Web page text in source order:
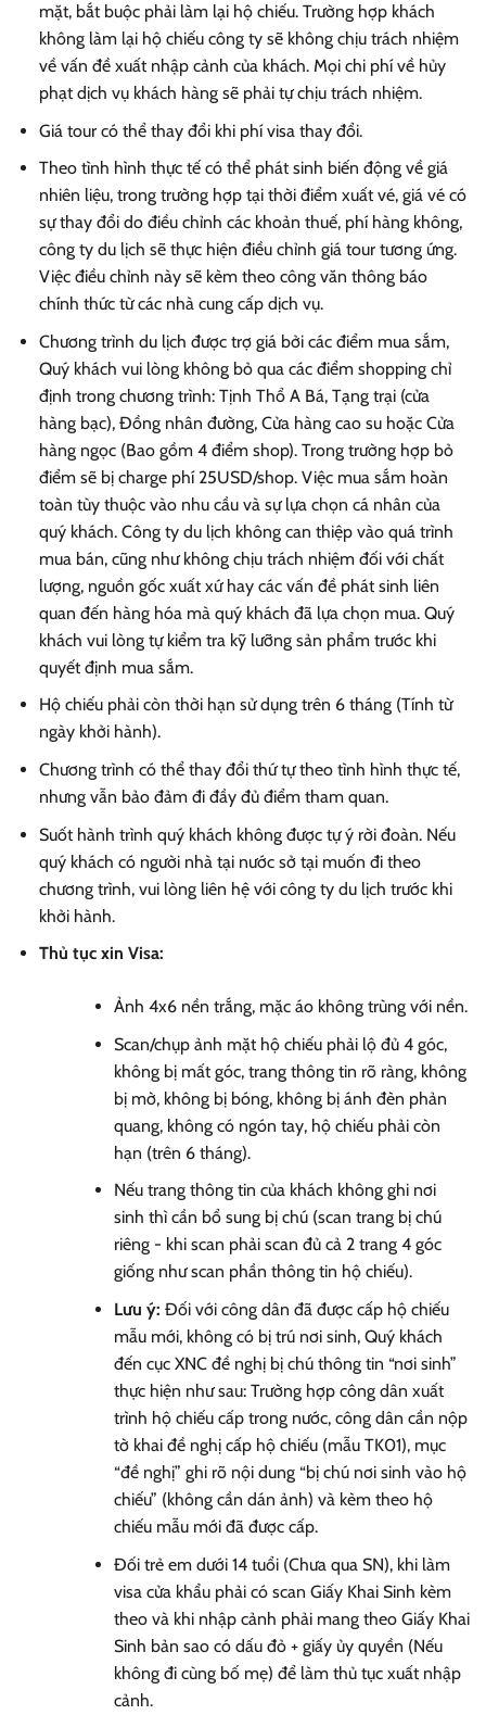
mặt, bắt buộc phải làm lại hộ chiếu. Trường hợp khách
không làm lại hộ chiếu công ty sẽ không chịu trách nhiệm
về vấn đề xuất nhập cảnh của khách. Mọi chi phí về hủy
phạt dịch vụ khách hàng sẽ phải tự chịu trách nhiệm.
Giá tour có thể thay đổi khi phí visa thay đổi.
Theo tình hình thực tế có thể phát sinh biến động về giá
nhiên liệu, trong trường hợp tại thời điểm xuất vé, giá vé có
sự thay đổi do điều chỉnh các khoản thuế, phí hàng không,
công ty du lịch sẽ thực hiện điều chỉnh giá tour tương ứng.
Việc điều chỉnh này sẽ kèm theo công văn thông báo
chính thức từ các nhà cung cấp dịch vụ.
Chương trình du lịch được trợ giá bởi các điểm mua sắm,
Quý khách vui lòng không bỏ qua các điểm shopping chỉ
định trong chương trình: Tịnh Thổ A Bá, Tạng trại (cửa
hàng bạc), Đồng nhân đường, Cửa hàng cao su hoặc Cửa
hàng ngọc (Bao gồm 4 điểm shop). Trong trường hợp bỏ
điểm sẽ bị charge phí 25USD/shop. Việc mua sắm hoàn
toàn tùy thuộc vào nhu cầu và sự lựa chọn cá nhân của
quý khách. Công ty du lịch không can thiệp vào quá trình
mua bán, cũng như không chịu trách nhiệm đối với chất
lượng, nguồn gốc xuất xứ hay các vấn đề phát sinh liên
quan đến hàng hóa mà quý khách đã lựa chọn mua. Quý
khách vui lòng tự kiểm tra kỹ lưỡng sản phẩm trước khi
quyết định mua sắm.
Hộ chiếu phải còn thời hạn sử dụng trên 6 tháng (Tính từ
ngày khởi hành).
Chương trình có thể thay đổi thứ tự theo tình hình thực tế,
nhưng vẫn bảo đảm đi đầy đủ điểm tham quan.
Suốt hành trình quý khách không được tự ý rời đoàn. Nếu
quý khách có người nhà tại nước sở tại muốn đi theo
chương trình, vui lòng liên hệ với công ty du lịch trước khi
khởi hành.
Thủ tục xin Visa:
Ảnh 4x6 nền trắng, mặc áo không trùng với nền.
Scan/chụp ảnh mặt hộ chiếu phải lộ đủ 4 góc,
không bị mất góc, trang thông tin rõ ràng, không
bị mờ, không bị bóng, không bị ánh đèn phản
quang, không có ngón tay, hộ chiếu phải còn
hạn (trên 6 tháng).
Nếu trang thông tin của khách không ghi nơi
sinh thì cần bổ sung bị chú (scan trang bị chú
riêng - khi scan phải scan đủ cả 2 trang 4 góc
giống như scan phần thông tin hộ chiếu).
Lưu ý: Đối với công dân đã được cấp hộ chiếu
mẫu mới, không có bị trú nơi sinh, Quý khách
đến cục XNC đề nghị bị chú thông tin “nơi sinh”
thực hiện như sau: Trường hợp công dân xuất
trình hộ chiếu cấp trong nước, công dân cần nộp
tờ khai đề nghị cấp hộ chiếu (mẫu TK01), mục
“đề nghị” ghi rõ nội dung “bị chú nơi sinh vào hộ
chiếu” (không cần dán ảnh) và kèm theo hộ
chiếu mẫu mới đã được cấp.
Đối trẻ em dưới 14 tuổi (Chưa qua SN), khi làm
visa cửa khẩu phải có scan Giấy Khai Sinh kèm
theo và khi nhập cảnh phải mang theo Giấy Khai
Sinh bản sao có dấu đỏ + giấy ủy quyền (Nếu
không đi cùng bố mẹ) để làm thủ tục xuất nhập
cảnh.